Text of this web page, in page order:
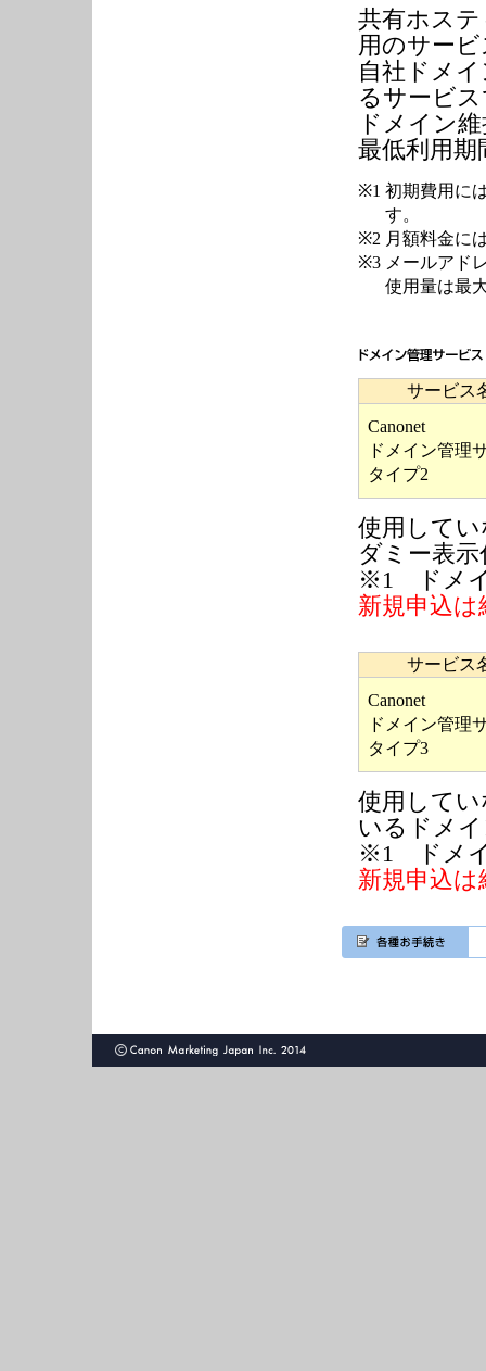
共有ホス
用のサー
自社ドメ
るサービ
ドメイン
最低利用期
※1 初期費用に
す。
※2 月額料金に
※3 メールアド
使用量は最
サービス
Canonet
ドメイン管理
タイプ2
使用して
ダミー表
※1 ドメ
新規申込
サービス
Canonet
ドメイン管理
タイプ3
使用して
いるドメ
※1 ドメ
新規申込